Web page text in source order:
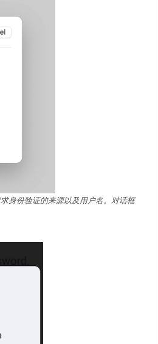
身份验证的来源以及用户名。对话框